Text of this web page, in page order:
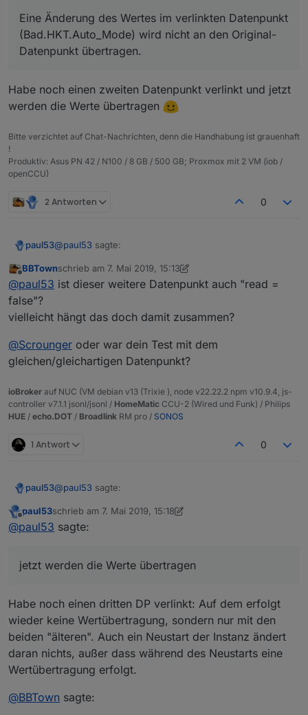
  "common": {
    "name": "Bad HKT Auto-Mode",
    "desc": "Created by linkeddevices",
    "write": true,
      "linkeddevices.0": {
        "isLinked": true
    },
    "icon": "linkeddevices_small.png"
  "user": "system.user.admin",
  "_id": "linkeddevices.0.Bad.HKT.Auto_Mode",
  "acl": {
    "state": 1636,
    "owner": "system.user.admin",
    "ownerGroup": "system.group.administrator"
  "native": {}
Eine Änderung des Wertes im verlinkten Datenpunkt
(Bad.HKT.Auto_Mode) wird nicht an den Original-
Datenpunkt übertragen.
Habe noch einen zweiten Datenpunkt verlinkt und jetzt
werden die Werte übertragen
Bitte verzichtet auf Chat-Nachrichten, denn die Handhabung ist grauenhaft
!
Produktiv: Asus PN 42 / N100 / 8 GB / 500 GB; Proxmox mit 2 VM (iob /
openCCU)
2 Antworten 0
paul53@paul53 sagte:
Eine Änderung des Wertes im verlinkten
werden die Werte übertragen
Offline
BBTownschrieb am 7. Mai 2019, 15:13
zuletzt editiert von BBTown5. Juli 2019, 17:14
@paul53 ist dieser weitere Datenpunkt auch "read =
false"?
vielleicht hängt das doch damit zusammen?
@Scrounger oder war dein Test mit dem
gleichen/gleichartigen Datenpunkt?
ioBroker auf NUC (VM debian v13 (Trixie ), node v22.22.2 npm v10.9.4, js-
controller v7.1.1 jsonl/jsonl / HomeMatic CCU-2 (Wired und Funk) / Philips
HUE / echo.DOT / Broadlink RM pro / SONOS
1 Antwort 0
paul53@paul53 sagte:
Eine Änderung des Wertes im verlinkten
werden die Werte übertragen
Offline
paul53schrieb am 7. Mai 2019, 15:18
zuletzt editiert von paul53 5. Juli 2019, 17:44
@paul53 sagte:
jetzt werden die Werte übertragen
Habe noch einen dritten DP verlinkt: Auf dem erfolgt
wieder keine Wertübertragung, sondern nur mit den
beiden "älteren". Auch ein Neustart der Instanz ändert
daran nichts, außer dass während des Neustarts eine
Wertübertragung erfolgt.
@BBTown sagte: